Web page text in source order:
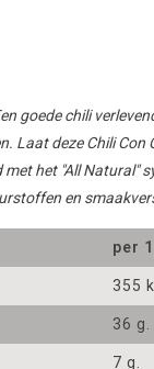
goede chili
Laat deze Chili Con
het "All Natural"
en
per
355
36 g.
7 g.